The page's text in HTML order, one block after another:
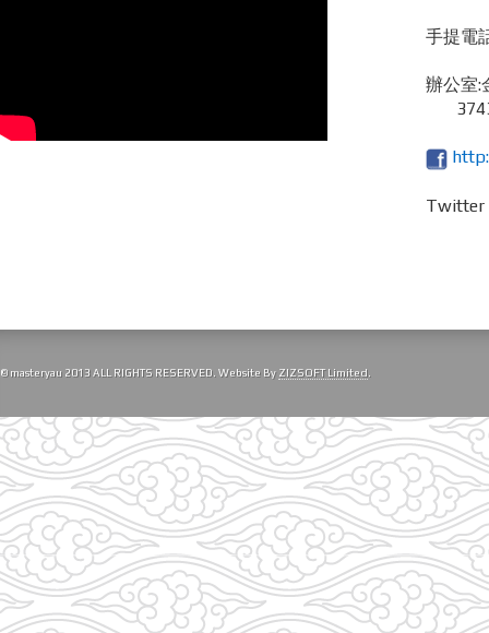
手提電
辦公室:
© masteryau 2013 ALL RIGHTS RESERVED. Website By ZIZSOFT Limited